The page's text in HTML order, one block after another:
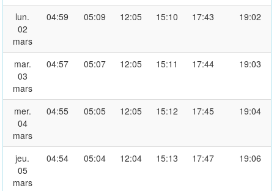
lun.
02
mars
04:59 05:09 12:05 15:10 17:43 19:02
mar.
03
mars
04:57 05:07 12:05 15:11 17:44 19:03
mer.
04
mars
04:55 05:05 12:05 15:12 17:45 19:04
jeu.
05
mars
04:54 05:04 12:04 15:13 17:47 19:06